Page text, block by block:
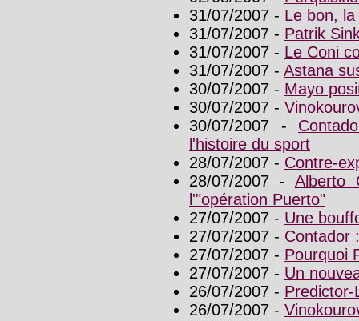
31/07/2007 - Le bon,
31/07/2007 - Patrik
31/07/2007 - Le Coni
31/07/2007 - Astana
30/07/2007 - Mayo
30/07/2007 -
30/07/2007 -
l'histoire du sport
28/07/2007 - Contre-
28/07/2007 - Alberto
l'"opération Puerto"
27/07/2007 - Une
27/07/2007 - Contador
27/07/2007 - Pourquoi
27/07/2007 - Un
26/07/2007 -
26/07/2007 -